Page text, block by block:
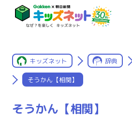
キッズネット 辞典
そうかん【相関】
そうかん【相関】